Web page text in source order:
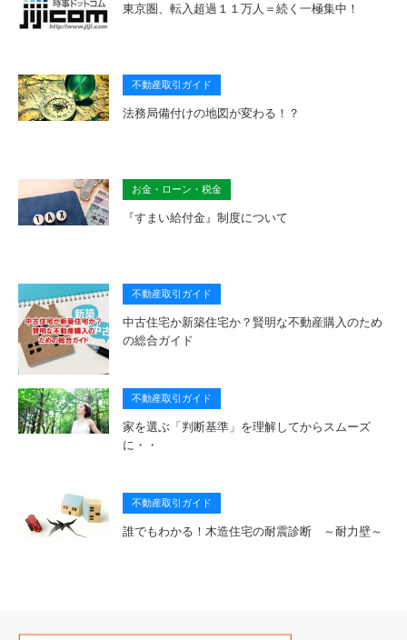
東京圏、転入超過１１万人＝続く一極集中！
不動産取引ガイド
法務局備付けの地図が変わる！？
お金・ローン・税金
『すまい給付金』制度について
不動産取引ガイド
中古住宅か新築住宅か？賢明な不動産購入のため
の総合ガイド
不動産取引ガイド
家を選ぶ「判断基準」を理解してからスムーズ
に・・
不動産取引ガイド
誰でもわかる！木造住宅の耐震診断 ～耐力壁～